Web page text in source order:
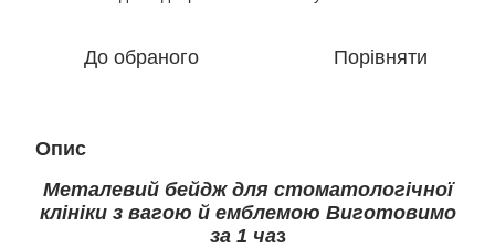
До обраного Порівняти
Опис
Металевий бейдж для стоматологічної
клініки з вагою й емблемою Виготовимо
за 1 чаз